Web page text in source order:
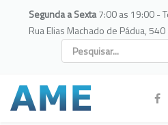
Segunda a Sexta7:00 as 19:00 -
Rua Elias Machado de Pádua,